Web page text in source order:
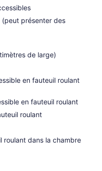
(peut présenter des
de large)
en fauteuil roulant
en fauteuil roulant
roulant
roulant dans la chambre